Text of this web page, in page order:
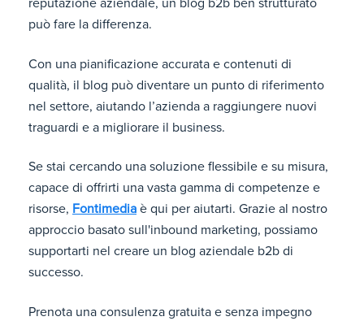
reputazione aziendale, un blog b2b ben strutturato
può fare la differenza.
Con una pianificazione accurata e contenuti di
qualità, il blog può diventare un punto di riferimento
nel settore, aiutando l’azienda a raggiungere nuovi
traguardi e a migliorare il business.
Se stai cercando una soluzione flessibile e su misura,
capace di offrirti una vasta gamma di competenze e
risorse, Fontimedia è qui per aiutarti. Grazie al nostro
approccio basato sull'inbound marketing, possiamo
supportarti nel creare un blog aziendale b2b di
successo.
Prenota una consulenza gratuita e senza impegno